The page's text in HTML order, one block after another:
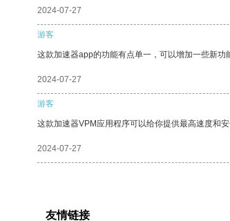
2024-07-27
游客
这款加速器app的功能有点单一，可以增加一些新功
2024-07-27
游客
这款加速器VPM应用程序可以给你提供最高速度和
2024-07-27
友情链接